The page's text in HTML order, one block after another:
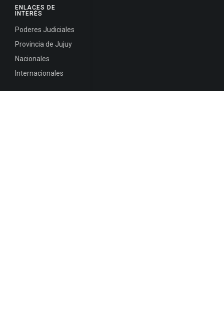
ENLACES DE
INTERÉS
Poderes Judiciales
Provincia de Jujuy
Nacionales
Internacionales